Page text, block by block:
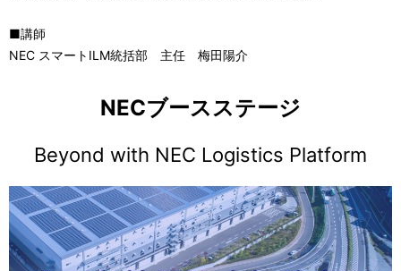
■講師
NEC スマートILM統括部 主任 梅田陽介
NECブースステージ
Beyond with NEC Logistics Platform